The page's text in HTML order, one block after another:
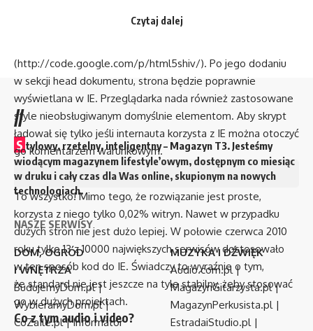
Explorerze to skorzystanie ze skryptu JavaScript
(http://code.google.com/p/html5shiv/). Po jego dodaniu
w sekcji head dokumentu, strona będzie poprawnie
wyświetlana w IE. Przeglądarka nada również zastosowane
style nieobsługiwanym domyślnie elementom. Aby skrypt
ładował się tylko jeśli internauta korzysta z IE można otoczyć
go komentarzem warunkowym.
To wszystko! Mimo tego, że rozwiązanie jest proste,
korzysta z niego tylko 0,02% witryn. Nawet w przypadku
dużych stron nie jest dużo lepiej. W połowie czerwca 2010
roku tylko 13 z 10000 największych serwisów dostosowało
w ten sposób kod do IE. Świadczy to wyraźnie o tym,
że standard nie jest jeszcze na tyle stabilny, żeby stosować
go w dużych projektach.
Co z tym audio i video?
Czytaj dalej
//
S tylowy, rzetelny, inteligentny – Magazyn T3. Jesteśmy
wiodącym magazynem lifestyle’owym, dostępnym co miesiąc
w druku i cały czas dla Was online, skupionym na nowych
technologiach.
NASZE SERWISY
DOM, OGRÓD
I WNĘTRZA
BudujemyDom.pl|
WybieramyDom.pl|
CoZaIle.pl|Informator
MUZYKA I DŹWIĘK
Audio.com.pl|
MagazynGitarzysta.pl|
MagazynPerkusista.pl|
EstradaiStudio.pl|